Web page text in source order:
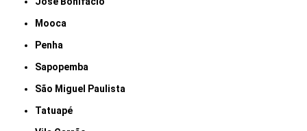
Mooca
Penha
Sapopemba
São Miguel Paulista
Tatuapé